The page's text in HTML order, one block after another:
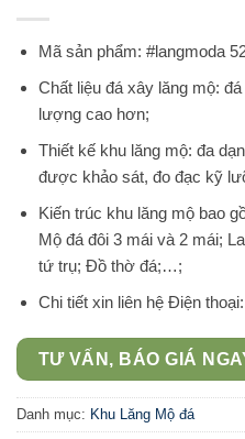
Mã sản phẩm: #langmoda
Chất liệu đá xây lăng mộ:
lượng cao hơn;
Thiết kế khu lăng mộ: đa
được khảo sát, đo đạc kỹ
Kiến trúc khu lăng mộ bao
Mộ đá đôi 3 mái và 2 mái;
tứ trụ; Đồ thờ đá;…;
Chi tiết xin liên hệ Điện
TƯ VẤN, BÁO GIÁ
Danh mục: Khu Lăng Mộ đá